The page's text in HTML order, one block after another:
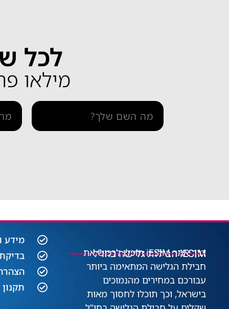
לכל
מילאו
iESIM חבילות גלישה בחו"ל
דרך אתר iESIM תוכלו לרכוש את
חבילת הגלישה המתאימה ביותר
עבורכם במחירים מהנמוכים
בישראל, וכך תוכלו לחסוך מאות
מידע